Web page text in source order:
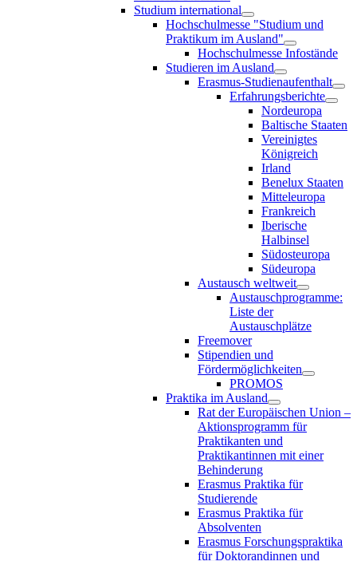
Studium international
Hochschulmesse "Studium und
Praktikum im Ausland"
Hochschulmesse Infostände
Studieren im Ausland
Erasmus-Studienaufenthalt
Erfahrungsberichte
Nordeuropa
Baltische Staaten
Vereinigtes
Königreich
Irland
Benelux Staaten
Mitteleuropa
Frankreich
Iberische
Halbinsel
Südosteuropa
Südeuropa
Austausch weltweit
Austauschprogramme:
Liste der
Austauschplätze
Freemover
Stipendien und
Fördermöglichkeiten
PROMOS
Praktika im Ausland
Rat der Europäischen Union –
Aktionsprogramm für
Praktikanten und
Praktikantinnen mit einer
Behinderung
Erasmus Praktika für
Studierende
Erasmus Praktika für
Absolventen
Erasmus Forschungspraktika
für Doktorandinnen und